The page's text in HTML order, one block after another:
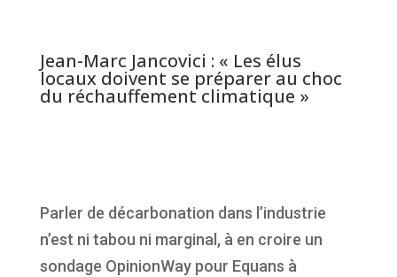
Jean-Marc Jancovici : « Les élus
locaux doivent se préparer au choc
du réchauffement climatique »
Parler de décarbonation dans l’industrie
n’est ni tabou ni marginal, à en croire un
sondage OpinionWay pour Equans à